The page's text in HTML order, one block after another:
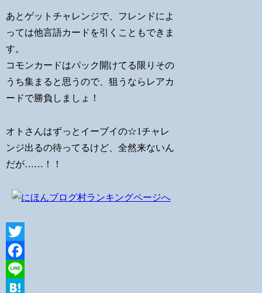
あとゲットチャレンジで、フレンドによ
っては他言語カードを引くこともできま
す。
コモンカードはパック開けてる限りその
うち集まると思うので、狙うならレアカ
ードで勝負しましょ！
オトさんはずっとイーブイの☆1チャレ
ンジ出るの待ってるけど、全然来ないん
だが……！！
Twitter
Facebook
Line